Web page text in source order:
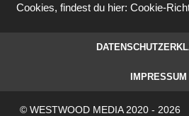
Cookies, findest du hier: Cookie-
IMPRESSUM
© WESTWOOD MEDIA 2020 - 2026